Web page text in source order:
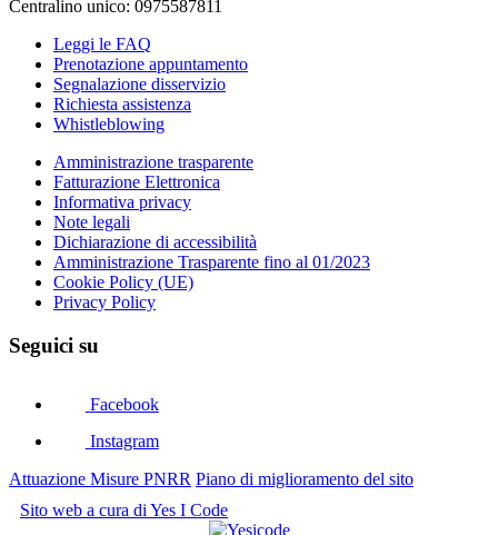
Centralino unico: 0975587811
Leggi le FAQ
Prenotazione appuntamento
Segnalazione disservizio
Richiesta assistenza
Whistleblowing
Amministrazione trasparente
Fatturazione Elettronica
Informativa privacy
Note legali
Dichiarazione di accessibilità
Amministrazione Trasparente fino al 01/2023
Cookie Policy (UE)
Privacy Policy
Seguici su
Facebook
Instagram
Attuazione Misure PNRR Piano di miglioramento del sito
Sito web a cura di Yes I Code